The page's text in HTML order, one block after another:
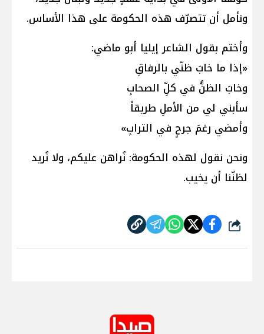
ونأمل أن تتصرّف هذه الحكومة على هذا الأساس.
وأختم بقول الشاعر إيليا أبو ماضي:
«إذا ما خابَ ظنّي بالرفاقِ
وخابَ الظنُّ في كلِّ الصحابِ
سأبني لي من الأملِ طريقاً
وأمضي رغمَ جرحٍ في الترابِ»
ونحن نقول لهذه الحكومة: نُراهن عليكم، ولا نُريد
لظنّنا أن يخيب.
شارك